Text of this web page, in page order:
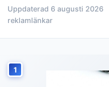
Uppdaterad 6 augusti 2026
reklamlänkar
1